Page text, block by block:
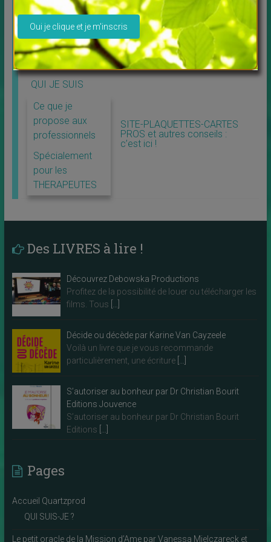
QUARTZPROD COMMUNICATION
VOUS PROPOSE
QUI JE SUIS
Ce que je
propose aux
professionnels
Spécialement
pour les
THERAPEUTES
SITE-PLAQUETTES-CARTES
PROS et autres conseils :
c’est ici !
Des LIVRES à lire !
Découvrez Debowska Productions
Profitez de la possibilité de louer ou télécharger les
films. Tous
Décide ou décède par Karine Van Cayzeele
Voilà un livre que je vous recommande
particulièrement, une écriture
S’autoriser au bonheur par Dr Christian Bourit
Editions Jouvence
S’autoriser au bonheur par Dr Christian Bourit
Editions
Pages
Accueil Quartzprod
QUI SUIS-JE ?
Le petit oracle de la Mission d’Ame par Vanessa Mielczareck et
Veuillez laisser ce champ vide.